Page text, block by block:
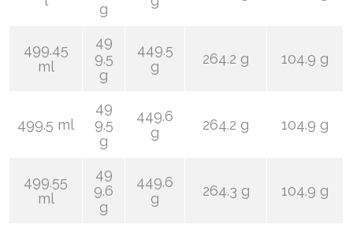
g
499.45
ml
49
9.5
g
449.5
g
264.2 g 104.9 g
499.5 ml
49
9.5
g
449.6
g
264.2 g 104.9 g
499.55
ml
49
9.6
g
449.6
g
264.3 g 104.9 g